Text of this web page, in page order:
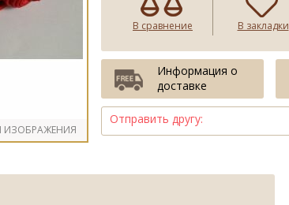
ИЗОБРАЖЕНИЯ
В закладки
В сравнение
Информация о
доставке
Отправить другу: